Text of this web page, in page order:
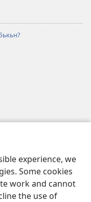
experience, we
Some cookies
work and cannot
the use of